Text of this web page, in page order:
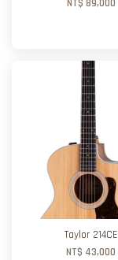
NT$ 89,000
Taylor 214CE
NT$ 43,000